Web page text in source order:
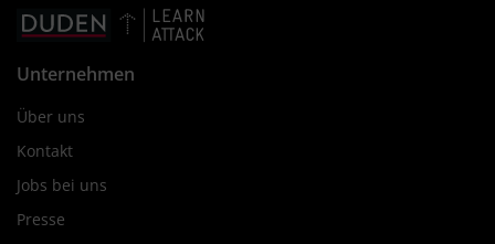
Unternehmen
Über uns
Kontakt
Jobs bei uns
Presse